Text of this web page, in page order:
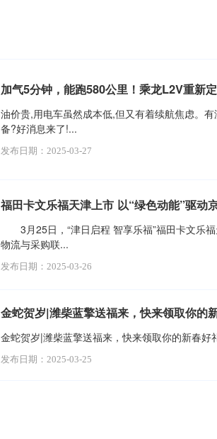
加气5分钟，能跑580公里！乘龙L2V重新
油价贵,用电车虽然成本低,但又有着续航焦虑。
备?好消息来了!...
发布日期：2025-03-27
福田卡文乐福天津上市 以“绿色动能”驱动
3月25日，“津日启程 智享乐福”福田卡文乐
物流与采购联...
发布日期：2025-03-26
金蛇贺岁|潍柴蓝擎送福来，快来领取你的
金蛇贺岁|潍柴蓝擎送福来，快来领取你的新春好
发布日期：2025-03-25